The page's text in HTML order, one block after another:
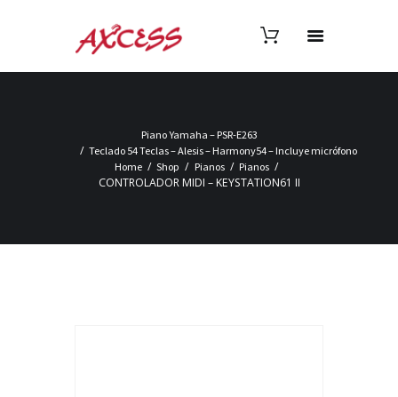
Piano Yamaha – PSR-E263
Teclado 54 Teclas – Alesis – Harmony54 – Incluye micrófono
Home
Shop Pianos Pianos
CONTROLADOR MIDI – KEYSTATION61 II